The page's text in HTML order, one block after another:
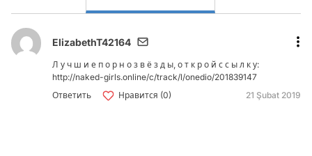
ElizabethT42164
Л у ч ш и е п о р н о з в ё з д ы, о т к р о й с с ы л к у:
http://naked-girls.online/c/track/l/onedio/201839147
Ответить
Нравится (0) 21 Şubat 2019